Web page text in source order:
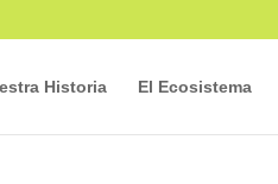
Historia El Ecosistema